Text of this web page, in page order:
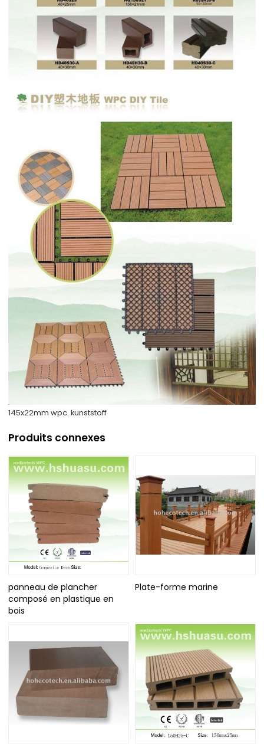
145x22mm wpc. kunststoff
Produits connexes
panneau de plancher
composé en plastique en
bois
Plate-forme marine